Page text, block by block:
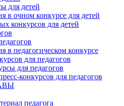
для детей
в очном конкурсе для детей
конкурсов для детей
в педагогическом конкурсе
для педагогов
для педагогов
конкурсов для педагогов
педагога